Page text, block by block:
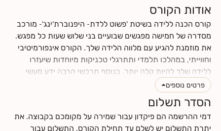
אודות הקורס
קורס הכנה ללידה בשיטת 'פשוט ללדת- היפנוברת'ינג'- מורכב
מסדרה של חמישה מפגשים שבועיים בני שלוש שעות כל מפגש.
את מוזמנת להגיע עם מלווה הלידה שלך. הקורס אינפורמיטיבי
וחווייתי, במהלכו תלמדי ותתרגלי טכניקות מיוחדות שיעזרו
ללידה שלך להיות קלה יותר. בנוסף תרכשי הרבה ידע מעשי
וטיפים לתקופת ההריון והלידה. תינתן לך ההזדמנות לעבור
תהליך מהנה של הבאת מודעות עצמית לגוף ולנפש שלך, תגלי
כמה הם מושפעים אחד מהשני, וכמה הם יכולים לתרום ולתמוך
בלידה עדינה כאשר לומדים להרפות אותם. את ומלווה הלידה
פרטים נוספים
הסדר תשלום
דמי ההרשמה הם פיקדון עבור שמירה על מקומכם בקבוצה. את
יתרת התשלום יש לשלם עד תחילת הקורס, התשלום עבור